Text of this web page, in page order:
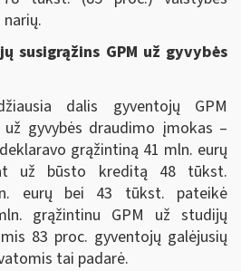
susigrąžins GPM už gyvybės
dalis gyventojų GPM
už gyvybės draudimo įmokas –
grąžintiną 41 mln. eurų
už būsto kreditą 48 tūkst.
eurų bei 43 tūkst. pateikė
grąžintinu GPM už studijų
83 proc. gyventojų galėjusių
tai padarė.